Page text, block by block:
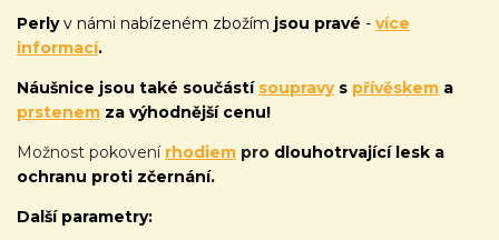
Perlyv námi nabízeném zbožím jsou pravé - více
informací.
Náušnice jsou také součástí soupravys přívěskem a
prstenem za výhodnější cenu!
Možnost pokovení rhodiem pro dlouhotrvající lesk a
ochranu proti zčernání.
Další parametry: